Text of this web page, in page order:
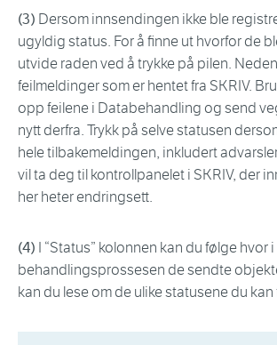
(3) Dersom innsendingen ikke ble
ugyldig status. For å finne ut hvorfor de
utvide raden ved å trykke på pilen.
feilmeldinger som er hentet fra SKRIV.
opp feilene i Databehandling og send
nytt derfra. Trykk på selve statusen
hele tilbakemeldingen, inkludert
vil ta deg til kontrollpanelet i SKRIV, der
her heter endringsett.
(4) I “Status” kolonnen kan du følge hvor i
behandlingsprossesen de sendte
kan du lese om de ulike statusene du kan